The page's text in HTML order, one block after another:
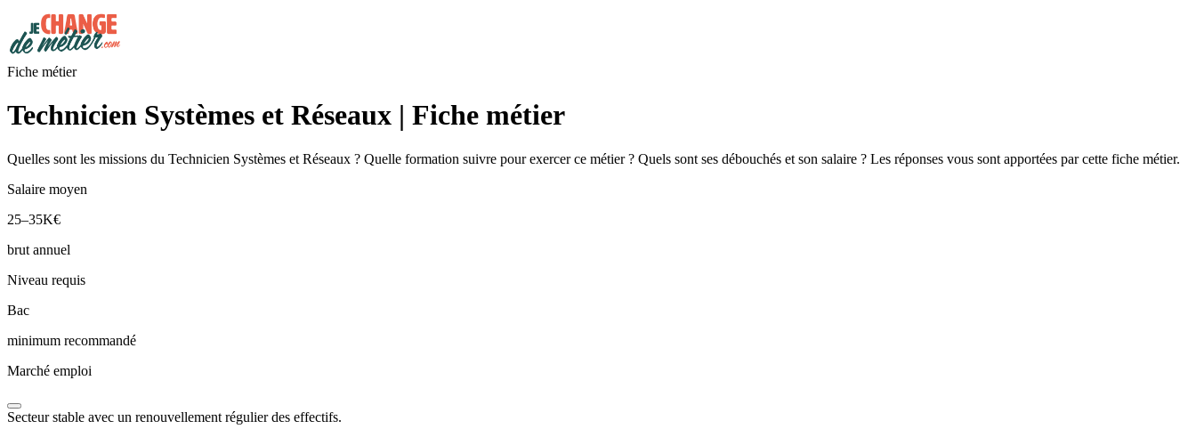
Fiche métier
Technicien Systèmes et Réseaux | Fiche métier
Quelles sont les missions du Technicien Systèmes et Réseaux ? Quelle formation suivre pour exercer ce métier ? Quels sont ses débouchés et son salaire ? Les réponses vous sont apportées par cette fiche métier.
Salaire moyen
25–35K€
brut annuel
Niveau requis
Bac
minimum recommandé
Marché emploi
Secteur stable avec un renouvellement régulier des effectifs.